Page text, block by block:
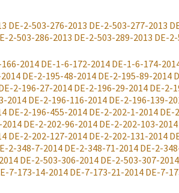
DE-2-503-276-2013 DE-2-503-277-2013
2-503-286-2013 DE-2-503-289-2013 DE-
2014DE-1-6-172-2014 DE-1-6-174-
DE-2-195-48-2014 DE-2-195-89-2014
2-196-27-2014 DE-2-196-29-2014 DE-2-
2014 DE-2-196-116-2014 DE-2-196-139-
DE-2-196-455-2014 DE-2-202-1-2014 DE-
DE-2-202-96-2014 DE-2-202-103-2014
DE-2-202-127-2014 DE-2-202-131-2014
2-348-7-2014 DE-2-348-71-2014 DE-2-
DE-2-503-306-2014 DE-2-503-307-2014
7-173-14-2014 DE-7-173-21-2014 DE-7-